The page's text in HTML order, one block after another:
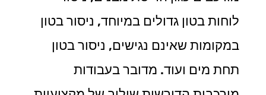
לוחות בטון גדולים במיוחד, ניסור בטון
במקומות שאינם נגישים, ניסור בטון
תחת מים ועוד. מדובר בעבודות